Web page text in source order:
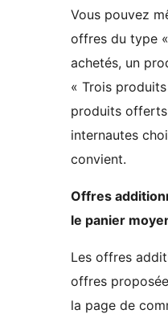
Vous pouvez
offres du type
achetés, un
« Trois
produits
internautes
convient.
Offres
le panier
Les offres
offres
la page de